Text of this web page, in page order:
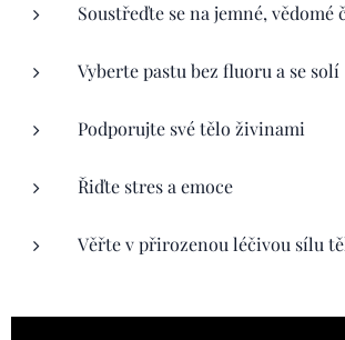
Soustřeďte se na jemné, vědomé
Vyberte pastu bez fluoru a se solí
Podporujte své tělo živinami
Řiďte stres a emoce
Věřte v přirozenou léčivou sílu